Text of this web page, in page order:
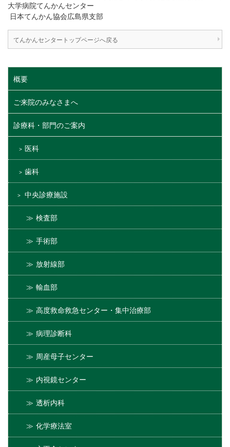
大学病院てんかんセンター
日本てんかん協会広島県支部
てんかんセンタートップページへ戻る
概要
ご来院のみなさまへ
診療科・部門のご案内
医科
歯科
中央診療施設
検査部
手術部
放射線部
輸血部
高度救命救急センター・集中治療部
病理診断科
周産母子センター
内視鏡センター
透析内科
化学療法室